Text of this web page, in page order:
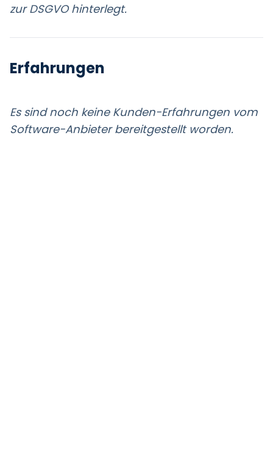
zur DSGVO hinterlegt.
Erfahrungen
Es sind noch keine Kunden-Erfahrungen vom
Software-Anbieter bereitgestellt worden.